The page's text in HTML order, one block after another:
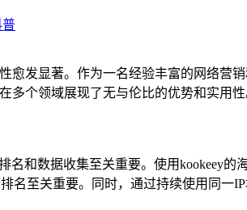
普
愈发显著。作为一名经验丰富的网络营
多个领域展现了无与伦比的优势和实用性
名和数据收集至关重要。使用kookeey
名至关重要。同时，通过持续使用同一